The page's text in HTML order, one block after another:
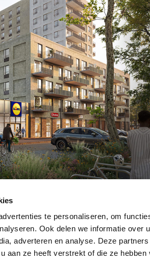
te personaliseren, om
Ook delen we informatie over
adverteren en analyse. Deze
aan ze heeft verstrekt of die ze